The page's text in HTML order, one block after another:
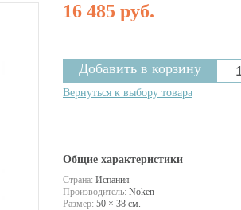
16 485 руб.
Вернуться к выбору товара
Общие характеристики
Страна: Испания
Производитель: Noken
Размер: 50 × 38 см.